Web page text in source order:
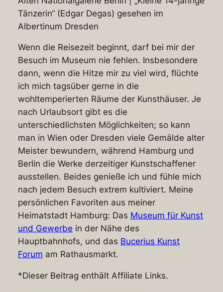
Tänzerin“ (Edgar Degas) gesehen im
Albertinum Dresden
Wenn die Reisezeit beginnt, darf bei mir der
Besuch im Museum nie fehlen. Insbesondere
dann, wenn die Hitze mir zu viel wird, flüchte
ich mich tagsüber gerne in die
wohltemperierten Räume der Kunsthäuser. Je
nach Urlaubsort gibt es die
unterschiedlichsten Möglichkeiten; so kann
man in Wien oder Dresden viele Gemälde alter
Meister bewundern, während Hamburg und
Berlin die Werke derzeitiger Kunstschaffener
ausstellen. Beides genieße ich und fühle mich
nach jedem Besuch extrem kultiviert. Meine
persönlichen Favoriten aus meiner
Heimatstadt Hamburg: Das Museum für Kunst
und Gewerbe in der Nähe des
Hauptbahnhofs, und das Bucerius Kunst
Forum am Rathausmarkt.
*Dieser Beitrag enthält Affiliate Links.